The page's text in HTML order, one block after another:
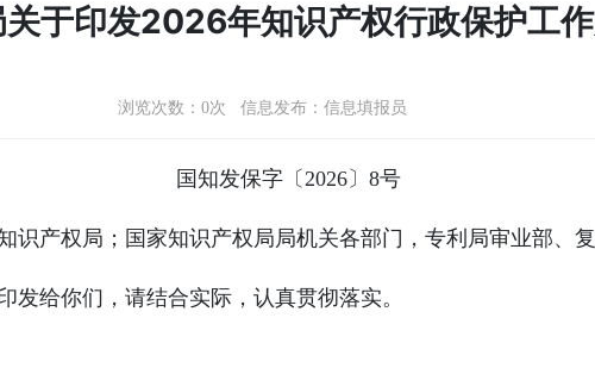
关于印发2026年知识产权行政保护工
浏览次数： 0次 信息发布：信息填报员
国知发保字〔2026〕8号
识产权局；国家知识产权局局机关各部门，专利局审业部、
发给你们，请结合实际，认真贯彻落实。